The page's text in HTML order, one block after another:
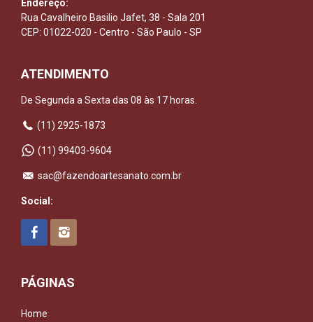
Endereço:
Rua Cavalheiro Basilio Jafet, 38 - Sala 201
CEP: 01022-020 - Centro - São Paulo - SP
ATENDIMENTO
De Segunda a Sexta das 08 às 17 horas.
(11) 2925-1873
(11) 99403-9604
sac@fazendoartesanato.com.br
Social:
PÁGINAS
Home